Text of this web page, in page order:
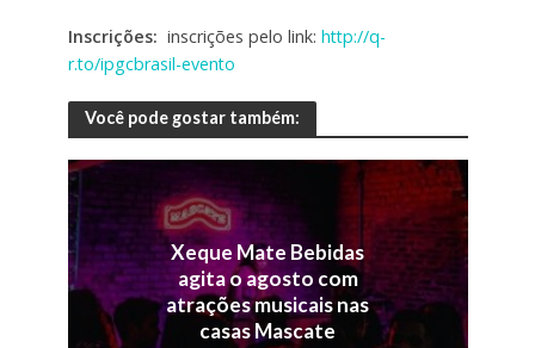
Inscrições: inscrições pelo link: http://q-
r.to/ipgcbrasil-evento
Você pode gostar também:
Xeque Mate Bebidas
agita o agosto com
atrações musicais nas
casas Mascate